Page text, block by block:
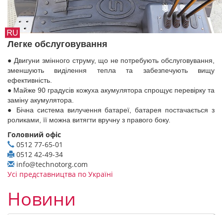
Легке обслуговування
● Двигуни змінного струму, що не потребують обслуговування,
зменшують виділення тепла та забезпечують вищу
ефективність.
● Майже 90 градусів кожуха акумулятора спрощує перевірку та
заміну акумулятора.
● Бічна система вилучення батареї, батарея постачається з
роликами, її можна витягти вручну з правого боку.
Головний офіс
0512 77-65-01
0512 42-49-34
info@technotorg.com
Усі представництва по Україні
Новини